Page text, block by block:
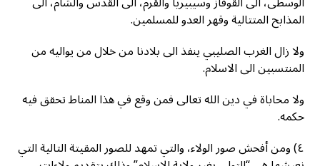
المذابح المتتالية وقهر العدو للمسلمين.
ولا زال الغرب الصليبي ينفذ الى بلادنا من خلال من يواليه من
المنتسبين الى الاسلام.
ولا محاباة في دين الله تعالى فمن وقع في هذا المناط تحقق فيه
حكمه.
٤) ومن أفحش صور الولاء، والتي تمهد للصور المقيتة التالية التي